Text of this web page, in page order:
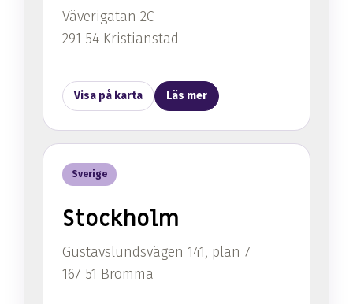
Väverigatan 2C
291 54 Kristianstad
Visa på karta Läs mer
Sverige
Stockholm
Gustavslundsvägen 141, plan 7
167 51 Bromma